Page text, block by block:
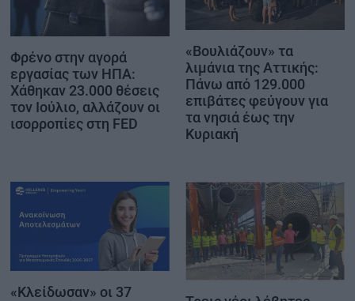
Φρένο στην αγορά
εργασίας των ΗΠΑ:
Χάθηκαν 23.000 θέσεις
τον Ιούλιο, αλλάζουν οι
ισορροπίες στη FED
«Βουλιάζουν» τα
λιμάνια της Αττικής:
Πάνω από 129.000
επιβάτες φεύγουν για
τα νησιά έως την
Κυριακή
«Κλείδωσαν» οι 37